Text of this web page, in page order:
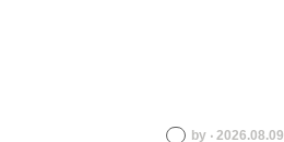
by ‧ 2026.08.09